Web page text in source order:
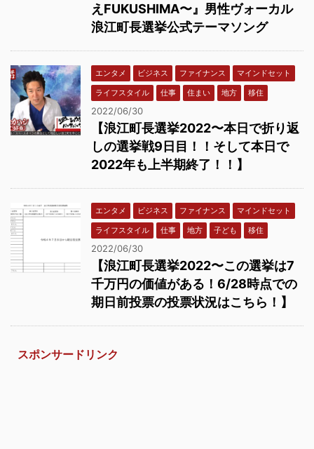
えFUKUSHIMA〜』男性ヴォーカル
浪江町長選挙公式テーマソング
エンタメ ビジネス ファイナンス
マインドセット
ライフスタイル
仕事 住まい 地方 移住
2022/06/30
【浪江町長選挙2022〜本日で折り返
しの選挙戦9日目！！そして本日で
2022年も上半期終了！！】
エンタメ ビジネス ファイナンス
マインドセット
ライフスタイル
仕事 地方 子ども 移住
2022/06/30
【浪江町長選挙2022〜この選挙は7
千万円の価値がある！6/28時点での
期日前投票の投票状況はこちら！】
スポンサードリンク